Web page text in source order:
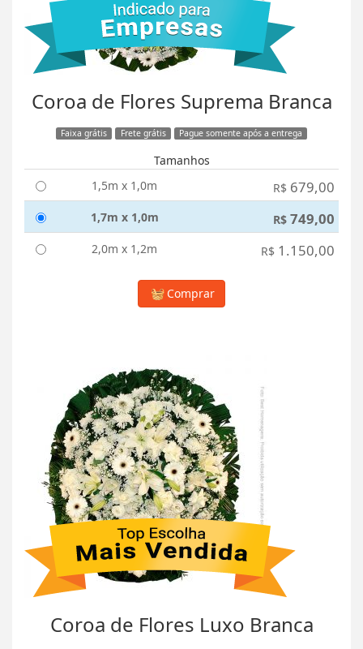
Coroa de Flores Suprema Branca
Faixa grátis Frete grátis Pague somente após a entrega
Tamanhos
1,5m x 1,0m
R$ 679,00
1,7m x 1,0m R$ 749,00
2,0m x 1,2m R$ 1.150,00
Comprar
Coroa de Flores Luxo Branca